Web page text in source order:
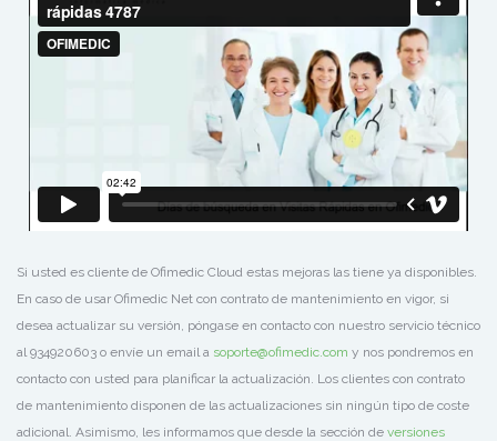
Si usted es cliente de Ofimedic Cloud estas mejoras las tiene ya disponibles.
En caso de usar Ofimedic Net con contrato de mantenimiento en vigor, si
desea actualizar su versión, póngase en contacto con nuestro servicio técnico
al 934920603 o envíe un email a soporte@ofimedic.com y nos pondremos en
contacto con usted para planificar la actualización. Los clientes con contrato
de mantenimiento disponen de las actualizaciones sin ningún tipo de coste
adicional. Asimismo, les informamos que desde la sección de versiones